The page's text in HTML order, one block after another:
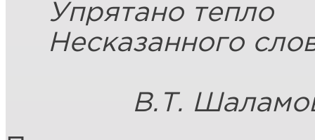
Упрятано тепло
Несказанного
В.Т.